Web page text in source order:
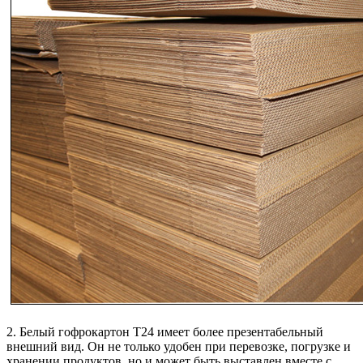
2. Белый гофрокартон Т24 имеет более презентабельный
внешний вид. Он не только удобен при перевозке, погрузке и